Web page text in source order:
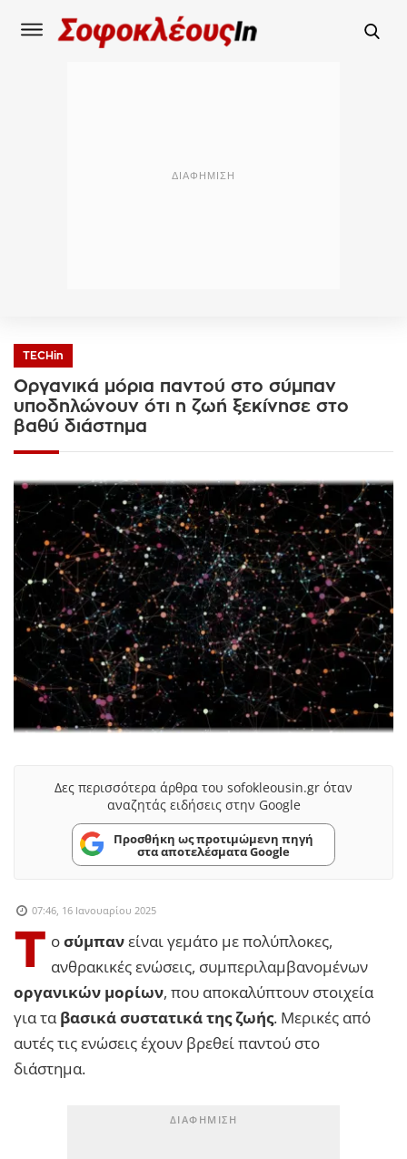
TECHin
Οργανικά μόρια παντού στο σύμπαν
υποδηλώνουν ότι η ζωή ξεκίνησε στο
βαθύ διάστημα
Δες περισσότερα άρθρα του sofokleousin.gr όταν
αναζητάς ειδήσεις στην Google
Προσθήκη ως προτιμώμενη πηγή
στα αποτελέσματα Google
07:46, 16 Ιανουαρίου 2025
Τ οσύμπανείναι γεμάτο με πολύπλοκες,
ανθρακικές ενώσεις, συμπεριλαμβανομένων
οργανικών μορίων, που αποκαλύπτουν στοιχεία
για ταβασικά συστατικά της ζωής. Μερικές από
αυτές τις ενώσεις έχουν βρεθεί παντού στο
διάστημα.